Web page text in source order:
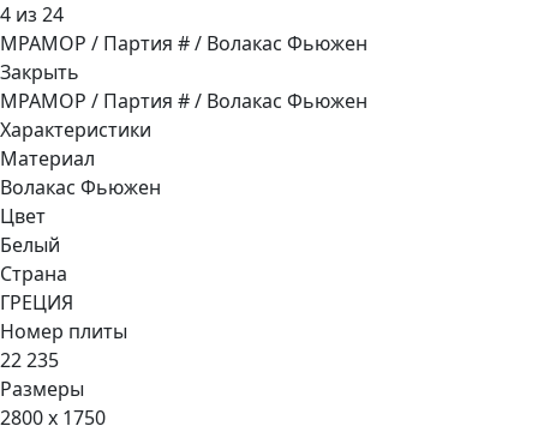
4 из 24
МРАМОР / Партия # / Волакас Фьюжен
Закрыть
МРАМОР / Партия # / Волакас Фьюжен
Характеристики
Материал
Волакас Фьюжен
Цвет
Белый
Страна
ГРЕЦИЯ
Номер плиты
22 235
Размеры
2800 x 1750